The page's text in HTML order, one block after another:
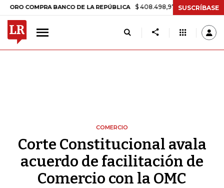
BANCO DE LA REPÚBLICA $ 408.498,97 +$ 8.753,81 +2,19%
SUSCRÍBASE
COMERCIO
Corte Constitucional avala
acuerdo de facilitación de
Comercio con la OMC